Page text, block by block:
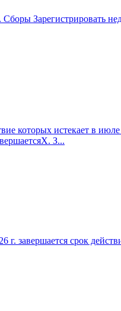
Зарегистрировать
истекает в июле
З...
г. завершается срок